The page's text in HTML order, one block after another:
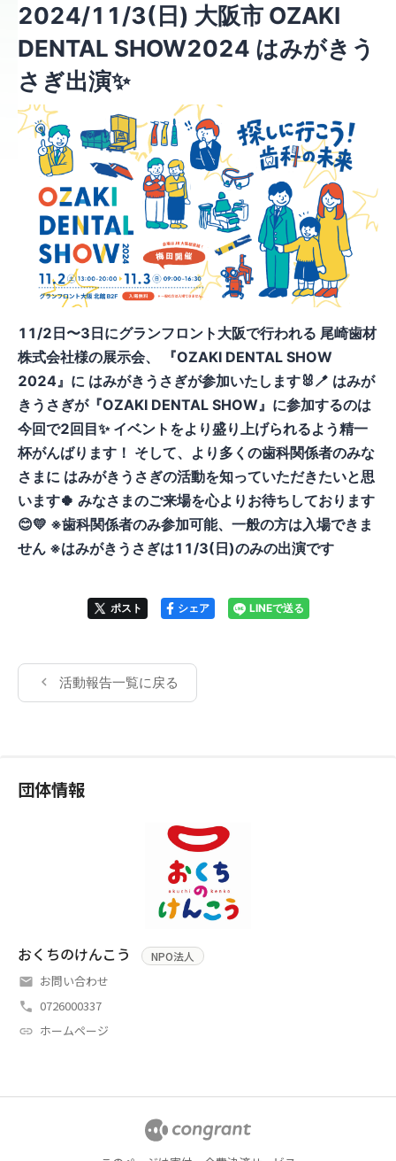
2024/11/3(日) 大阪市 OZAKI
DENTAL SHOW2024 はみがきう
さぎ出演✨
11/2日〜3日にグランフロント大阪で行われる 尾崎歯材
株式会社様の展示会、 『OZAKI DENTAL SHOW
2024』に はみがきうさぎが参加いたします🐰🪥 はみが
きうさぎが『OZAKI DENTAL SHOW』に参加するのは
今回で2回目✨ イベントをより盛り上げられるよう精一
杯がんばります！ そして、より多くの歯科関係者のみな
さまに はみがきうさぎの活動を知っていただきたいと思
います🍀 みなさまのご来場を心よりお待ちしております
😊💛 ※歯科関係者のみ参加可能、一般の方は入場できま
せん ※はみがきうさぎは11/3(日)のみの出演です
ポスト シェア LINEで送る
活動報告一覧に戻る
団体情報
おくちのけんこう NPO法人
お問い合わせ
0726000337
ホームページ